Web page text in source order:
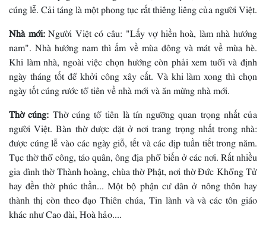
cúng lễ. Cải táng là một phong tục rất thiêng liêng của người Việt.
Nhà mới:Người Việt có câu: "Lấy vợ hiền hoà, làm nhà hướng
nam". Nhà hướng nam thì ấm về mùa đông và mát về mùa hè.
Khi làm nhà, ngoài việc chọn hướng còn phải xem tuổi và định
ngày tháng tốt để khởi công xây cất. Và khi làm xong thì chọn
ngày tốt cúng rước tổ tiên về nhà mới và ăn mừng nhà mới.
Thờ cúng: Thờ cúng tổ tiên là tín ngưỡng quan trọng nhất của
người Việt. Bàn thờ được đặt ở nơi trang trọng nhất trong nhà:
được cúng lễ vào các ngày giỗ, tết và các dịp tuần tiết trong năm.
Tục thờ thổ công, táo quân, ông địa phổ biến ở các nơi. Rất nhiều
gia đình thờ Thành hoàng, chùa thờ Phật, nơi thờ Ðức Khổng Tử
hay đền thờ phúc thần... Một bộ phận cư dân ở nông thôn hay
thành thị còn theo đạo Thiên chúa, Tin lành và và các tôn giáo
khác như Cao đài, Hoà hảo....